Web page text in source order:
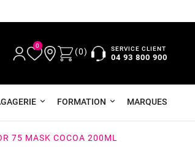
0
(0) SERVICE CLIENT
04 93 800 900
FORMATION MARQUES
75 MASK COCOA 200ML